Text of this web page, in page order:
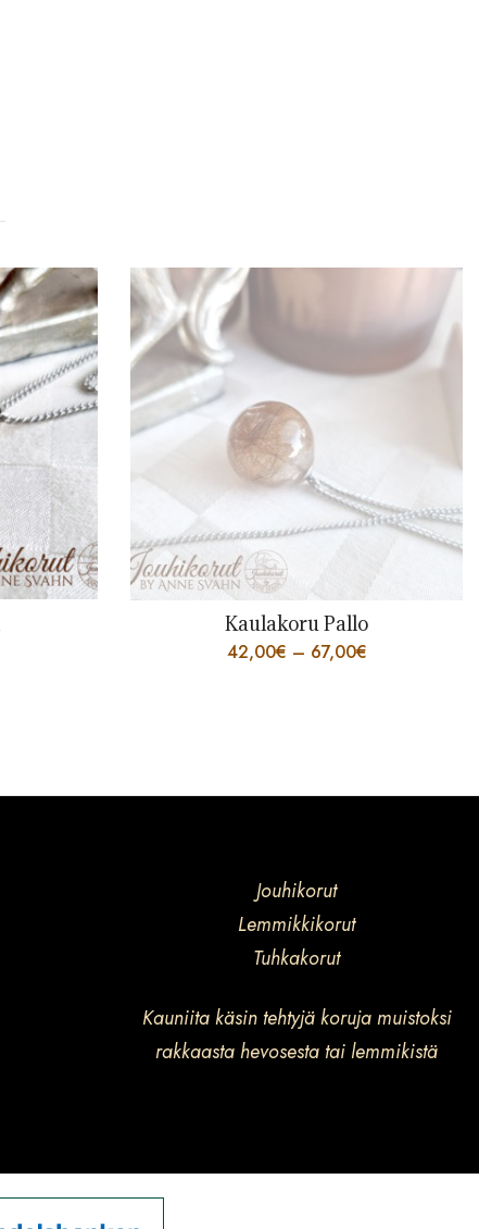
Kaulakoru Pallo
42,00€ – 67,00€
Jouhikorut
Lemmikkikorut
Tuhkakorut
Kauniita käsin tehtyjä koruja muistoksi
rakkaasta hevosesta tai lemmikistä